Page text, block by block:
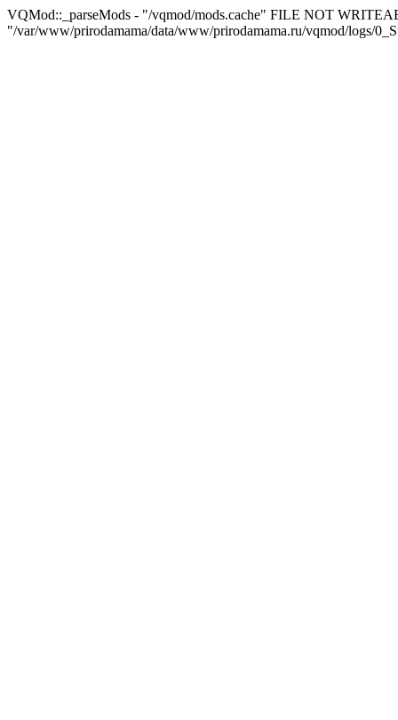
VQMod::_parseMods - "/vqmod/mods.cache" FILE NOT
"/var/www/prirodamama/data/www/prirodamama.ru/vqmod/logs/